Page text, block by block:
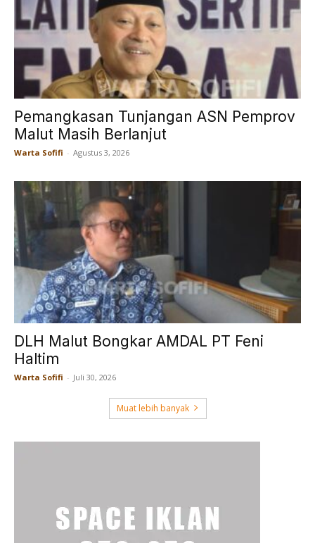
Pemangkasan Tunjangan ASN Pemprov
Malut Masih Berlanjut
Warta Sofifi - Agustus 3, 2026
DLH Malut Bongkar AMDAL PT Feni
Haltim
Warta Sofifi - Juli 30, 2026
Muat lebih banyak